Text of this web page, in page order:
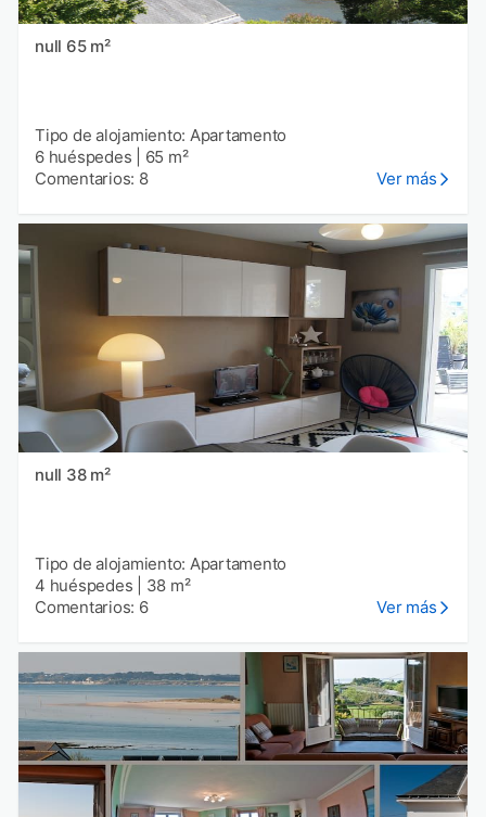
null 65 m²
Tipo de alojamiento: Apartamento
6 huéspedes
65 m²
Comentarios: 8
Ver más
null 38 m²
Tipo de alojamiento: Apartamento
4 huéspedes
38 m²
Comentarios: 6
Ver más